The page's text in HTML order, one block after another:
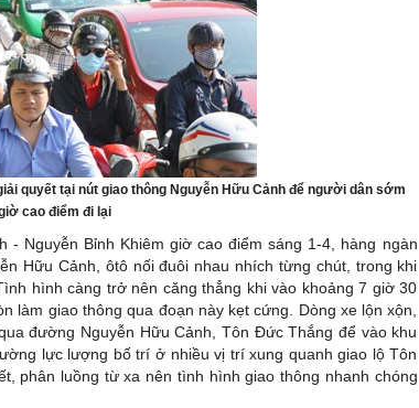
quyết tại nút giao thông Nguyễn Hữu Cảnh để người dân sớm
cao điểm đi lại
Nguyễn Bỉnh Khiêm giờ cao điểm sáng 1-4, hàng ngàn
Hữu Cảnh, ôtô nối đuôi nhau nhích từng chút, trong khi
hình càng trở nên căng thẳng khi vào khoảng 7 giờ 30
làm giao thông qua đoạn này kẹt cứng. Dòng xe lộn xộn,
đường Nguyễn Hữu Cảnh, Tôn Đức Thắng để vào khu
lực lượng bố trí ở nhiều vị trí xung quanh giao lộ Tôn
phân luồng từ xa nên tình hình giao thông nhanh chóng